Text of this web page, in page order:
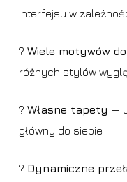
interfejsu w
? Wiele motywów
różnych stylów
?️ Własne tapety —
główny do siebie
? Dynamiczne